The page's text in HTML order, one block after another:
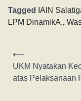
Tagged IAIN
LPM DinamikA.,
⟵
UKM Nyatakan
atas Pelaksanaan